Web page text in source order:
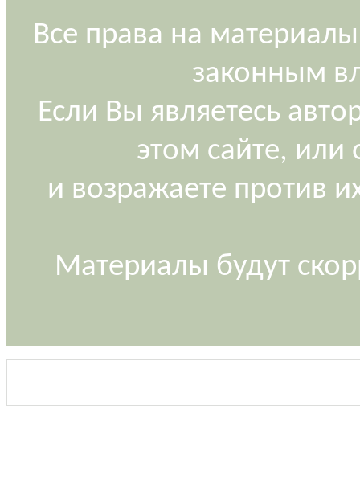
Все права на
законным
Если Вы являетесь
этом сайте, или
и возражаете против
Материалы будут